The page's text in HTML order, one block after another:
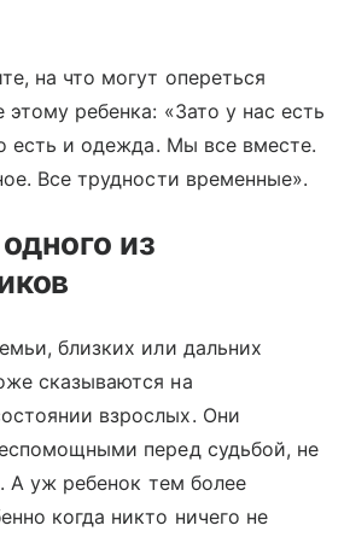
на что могут опереться
этому ребенка: «Зато у нас есть
есть и одежда. Мы все вместе.
Все трудности временные».
из
близких или дальних
сказываются на
взрослых. Они
перед судьбой, не
А уж ребенок тем более
когда никто ничего не